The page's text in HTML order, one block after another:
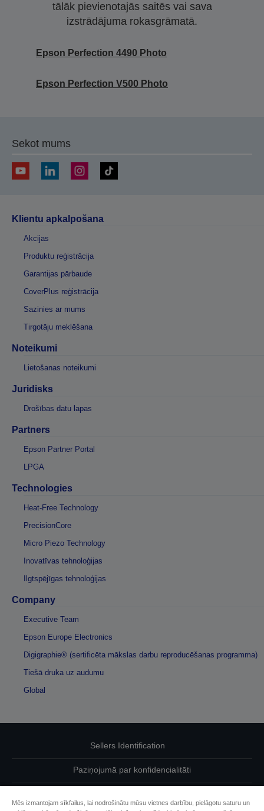
tālāk pievienotajās saitēs vai sava
izstrādājuma rokasgrāmatā.
Epson Perfection 4490 Photo
Epson Perfection V500 Photo
Sekot mums
Klientu apkalpošana
Akcijas
Produktu reģistrācija
Garantijas pārbaude
CoverPlus reģistrācija
Sazinies ar mums
Tirgotāju meklēšana
Noteikumi
Lietošanas noteikumi
Juridisks
Drošības datu lapas
Partners
Epson Partner Portal
LPGA
Technologies
Heat-Free Technology
PrecisionCore
Micro Piezo Technology
Inovatīvas tehnoloģijas
Ilgtspējīgas tehnoloģijas
Company
Executive Team
Epson Europe Electronics
Digigraphie® (sertificēta mākslas darbu reproducēšanas programma)
Tiešā druka uz audumu
Global
Sellers Identification
Paziņojumā par konfidencialitāti
Mēs izmantojam sīkfailus, lai nodrošinātu mūsu vietnes darbību, pielāgotu saturu un